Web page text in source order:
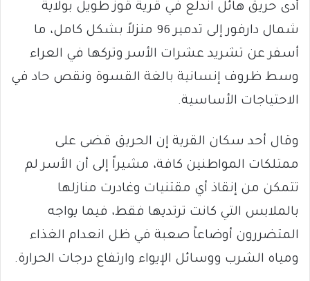
أدى حريق هائل اندلع في قرية قوز طويل بولاية
شمال دارفور إلى تدمير 96 منزلاً بشكل كامل، ما
أسفر عن تشريد عشرات الأسر وتركها في العراء
وسط ظروف إنسانية بالغة القسوة ونقص حاد في
الاحتياجات الأساسية.
وقال أحد سكان القرية إن الحريق قضى على
ممتلكات المواطنين كافة، مشيراً إلى أن الأسر لم
تتمكن من إنقاذ أي مقتنيات وغادرت منازلها
بالملابس التي كانت ترتديها فقط، فيما يواجه
المتضررون أوضاعاً صعبة في ظل انعدام الغذاء
ومياه الشرب ووسائل الإيواء وارتفاع درجات الحرارة.